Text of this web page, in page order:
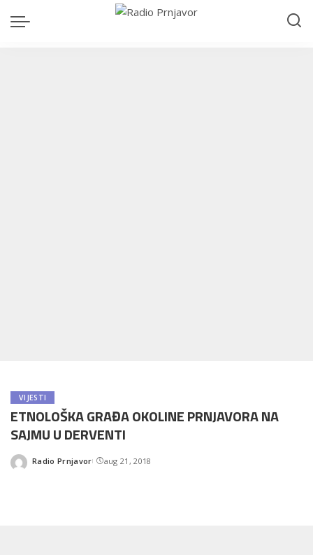
VIJESTI
ETNOLOŠKA GRAĐA OKOLINE PRNJAVORA NA
SAJMU U DERVENTI
Posted
Radio Prnjavor aug 21, 2018